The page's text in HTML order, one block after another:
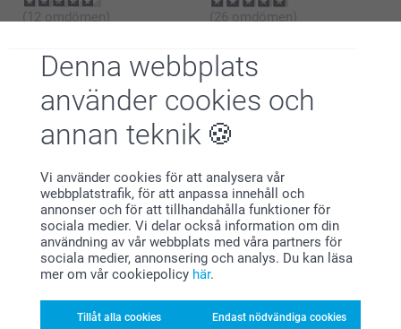
Denna webbplats
använder cookies och
annan teknik
Vi använder cookies för att analysera vår
webbplatstrafik, för att anpassa innehåll och
annonser och för att tillhandahålla funktioner för
sociala medier. Vi delar också information om din
användning av vår webbplats med våra partners för
sociala medier, annonsering och analys. Du kan läsa
mer om vår cookiepolicy här.
Tillåt alla cookies Endast nödvändiga cookies
(12 omdömen) (26 omdömen)
4 varianter
139,00
Anteckningsbok
3 varianter
Från
(47 omdömen)
Varförsmartphoto?